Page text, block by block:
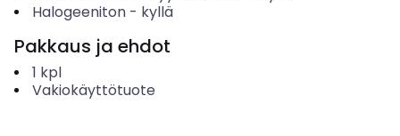
Halogeeniton- kyllä
Pakkaus ja ehdot
1 kpl
Vakiokäyttötuote